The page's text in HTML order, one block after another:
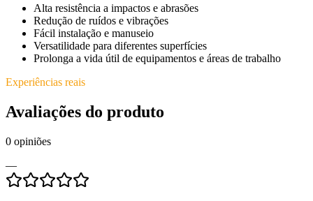
Alta resistência a impactos e abrasões
Redução de ruídos e vibrações
Fácil instalação e manuseio
Versatilidade para diferentes superfícies
Prolonga a vida útil de equipamentos e áreas de trabalho
Experiências reais
Avaliações do produto
0 opiniões
—